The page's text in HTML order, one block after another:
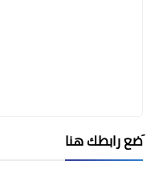
َضع رابطك هنا